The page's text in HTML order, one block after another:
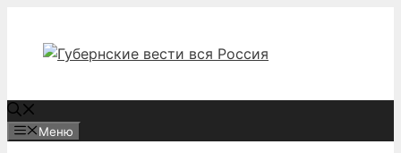
содержимому
Меню